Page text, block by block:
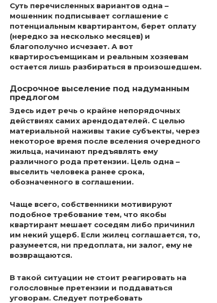
Суть перечисленных вариантов одна –
мошенник подписывает соглашение с
потенциальным квартирантом, берет оплату
(нередко за несколько месяцев) и
благополучно исчезает. А вот
квартиросъемщикам и реальным хозяевам
остается лишь разбираться в произошедшем.
Досрочное выселение под надуманным
предлогом
Здесь идет речь о крайне непорядочных
действиях самих арендодателей. С целью
материальной наживы такие субъекты, через
некоторое время после вселения очередного
жильца, начинают предъявлять ему
различного рода претензии. Цель одна –
выселить человека ранее срока,
обозначенного в соглашении.
Чаще всего, собственники мотивируют
подобное требование тем, что якобы
квартирант мешает соседям либо причинил
им некий ущерб. Если жилец соглашается, то,
разумеется, ни предоплата, ни залог, ему не
возвращаются.
В такой ситуации не стоит реагировать на
голословные претензии и поддаваться
уговорам. Следует потребовать